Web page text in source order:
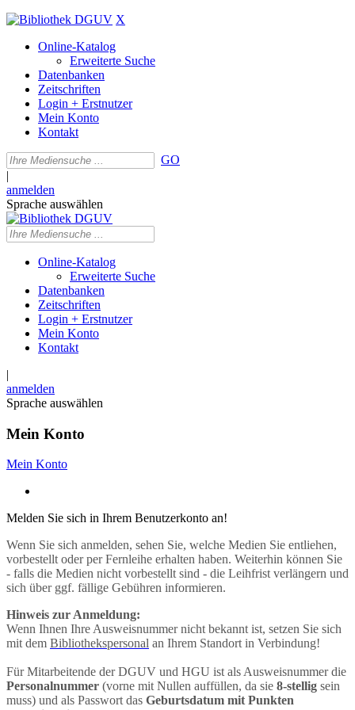
X
Online-Katalog
Erweiterte Suche
Datenbanken
Zeitschriften
Login + Erstnutzer
Mein Konto
Kontakt
GO
|
anmelden
Sprache auswählen
Online-Katalog
Erweiterte Suche
Datenbanken
Zeitschriften
Login + Erstnutzer
Mein Konto
Kontakt
|
anmelden
Sprache auswählen
Mein Konto
Mein Konto
Melden Sie sich in Ihrem Benutzerkonto an!
Wenn Sie sich anmelden, sehen Sie, welche Medien Sie entliehen,
vorbestellt oder per Fernleihe erhalten haben. Weiterhin können Sie
- falls die Medien nicht vorbestellt sind - die Leihfrist verlängern und
sich über ggf. fällige Gebühren informieren.
Hinweis zur Anmeldung:
Wenn Ihnen Ihre Ausweisnummer nicht bekannt ist, setzen Sie sich
mit dem Bibliothekspersonal an Ihrem Standort in Verbindung!
Für Mitarbeitende der DGUV und HGU ist als Ausweisnummer die
Personalnummer (vorne mit Nullen auffüllen, da sie 8-stellig sein
muss) und als Passwort das Geburtsdatum mit Punkten